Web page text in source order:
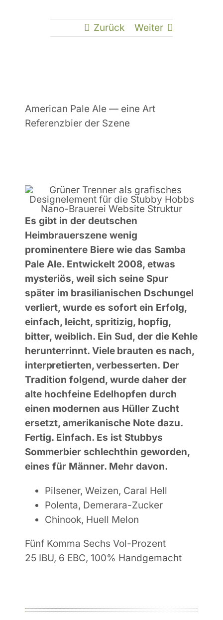
Zurück Weiter
American Pale Ale — eine Art
Referenzbier der Szene
Es gibt in der deutschen
Heimbrauerszene wenig
prominentere Biere wie das Samba
Pale Ale. Entwickelt 2008, etwas
mysteriös, weil sich seine Spur
später im brasilianischen Dschungel
verliert, wurde es sofort ein Erfolg,
einfach, leicht, spritizig, hopfig,
bitter, weiblich. Ein Sud, der die Kehle
herunterrinnt. Viele brauten es nach,
interpretierten, verbesserten. Der
Tradition folgend, wurde daher der
alte hochfeine Edelhopfen durch
einen modernen aus Hüller Zucht
ersetzt, amerikanische Note dazu.
Fertig. Einfach. Es ist Stubbys
Sommerbier schlechthin geworden,
eines für Männer. Mehr davon.
Pilsener, Weizen, Caral Hell
Polenta, Demerara-Zucker
Chinook, Huell Melon
Fünf Komma Sechs Vol-Prozent
25 IBU, 6 EBC, 100% Handgemacht